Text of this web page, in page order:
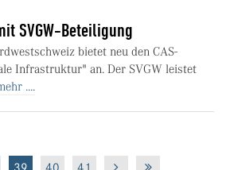
SVGW-Beteiligung
bietet neu den CAS-
Infrastruktur" an. Der SVGW leistet
....